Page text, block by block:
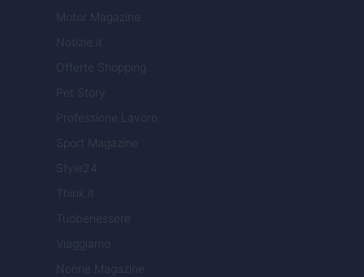
Motor Magazine
Notizie.it
Offerte Shopping
Pet Story
Professione Lavoro
Sport Magazine
Style24
Think.it
Tuobenessere
Viaggiamo
Nonne Magazine